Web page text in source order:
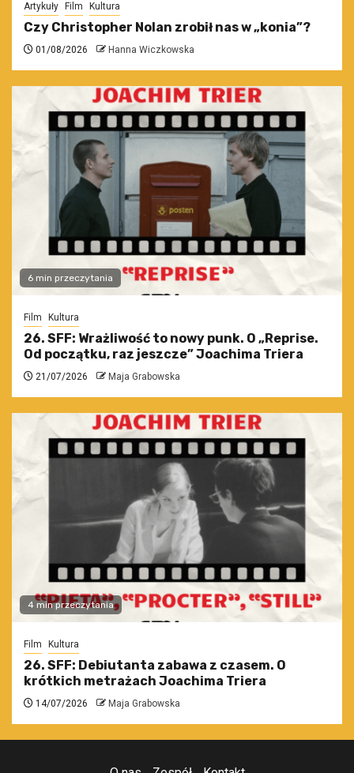
Artykuły Film Kultura
Czy Christopher Nolan zrobił nas w „konia”?
01/08/2026 Hanna Wiczkowska
6 min przeczytania
Film Kultura
26. SFF: Wrażliwość to nowy punk. O „Reprise.
Od początku, raz jeszcze” Joachima Triera
21/07/2026 Maja Grabowska
4 min przeczytania
Film Kultura
26. SFF: Debiutanta zabawa z czasem. O
krótkich metrażach Joachima Triera
14/07/2026 Maja Grabowska